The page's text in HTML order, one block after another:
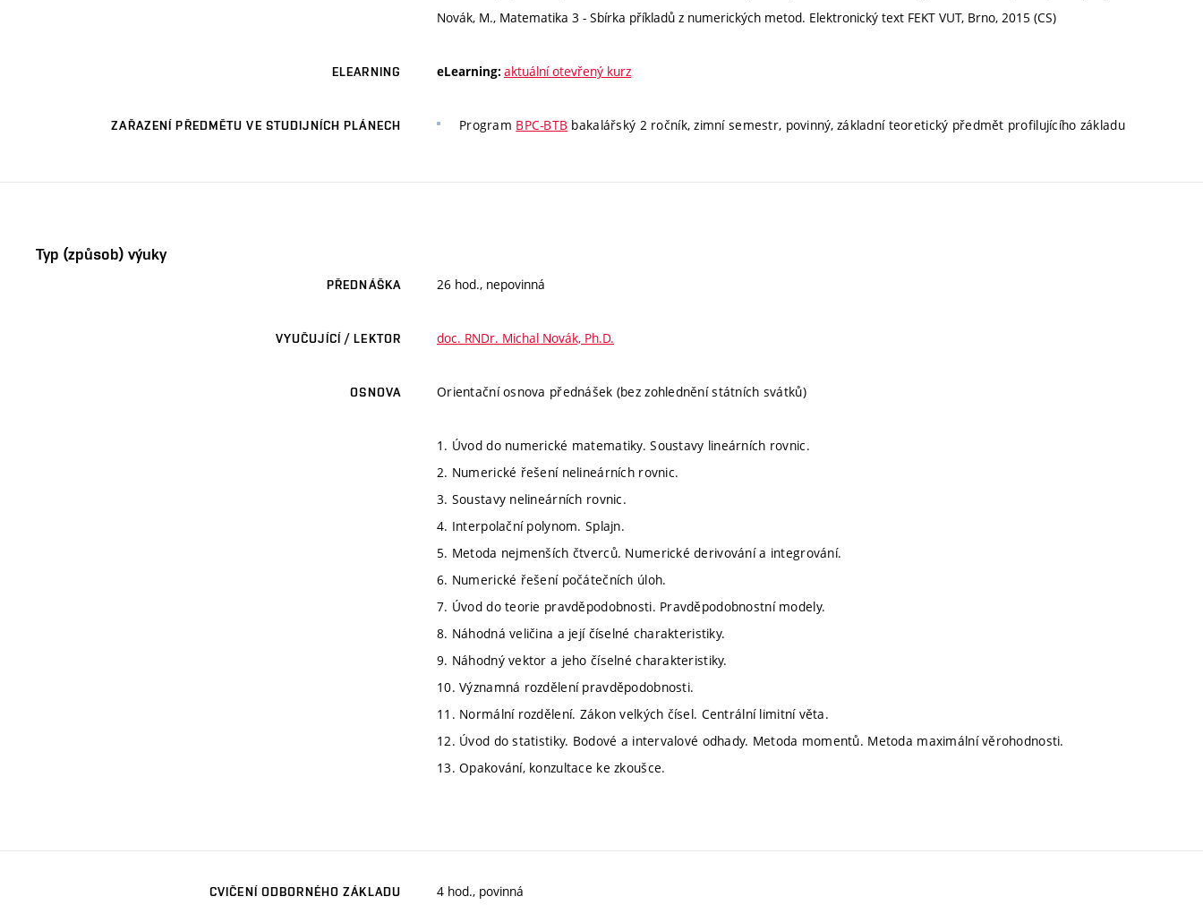
Novák, M., Matematika 3 - Sbírka příkladů z numerických metod. Elektronický text FEKT VUT, Brno, 2015 (CS)
ELEARNING eLearning: aktuální otevřený kurz
ZAŘAZENÍ PŘEDMĚTU VE STUDIJNÍCH PLÁNECH Program BPC-BTB bakalářský 2 ročník, zimní semestr, povinný, základní teoretický předmět profilujícího základu
Typ (způsob) výuky
PŘEDNÁŠKA 26 hod., nepovinná
VYUČUJÍCÍ / LEKTOR doc. RNDr. Michal Novák, Ph.D.
OSNOVA Orientační osnova přednášek (bez zohlednění státních svátků)
1. Úvod do numerické matematiky. Soustavy lineárních rovnic.
2. Numerické řešení nelineárních rovnic.
3. Soustavy nelineárních rovnic.
4. Interpolační polynom. Splajn.
5. Metoda nejmenších čtverců. Numerické derivování a integrování.
6. Numerické řešení počátečních úloh.
7. Úvod do teorie pravděpodobnosti. Pravděpodobnostní modely.
8. Náhodná veličina a její číselné charakteristiky.
9. Náhodný vektor a jeho číselné charakteristiky.
10. Významná rozdělení pravděpodobnosti.
11. Normální rozdělení. Zákon velkých čísel. Centrální limitní věta.
12. Úvod do statistiky. Bodové a intervalové odhady. Metoda momentů. Metoda maximální věrohodnosti.
13. Opakování, konzultace ke zkoušce.
CVIČENÍ ODBORNÉHO ZÁKLADU 4 hod., povinná